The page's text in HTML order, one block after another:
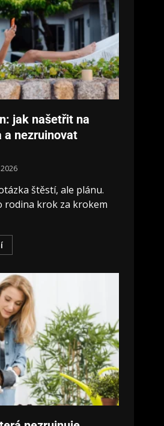
jak našetřit na
a nezruinovat
štěstí, ale plánu.
rodina krok za krokem